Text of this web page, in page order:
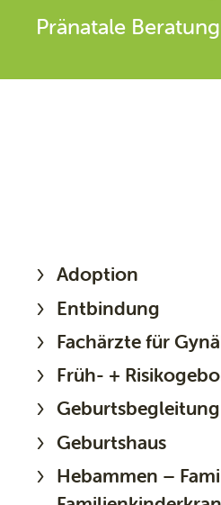
Pränatale
Adoption
Entbindung
Fachärzte für
Früh- +
Geburtsbegleitung
Geburtshaus
Hebammen –